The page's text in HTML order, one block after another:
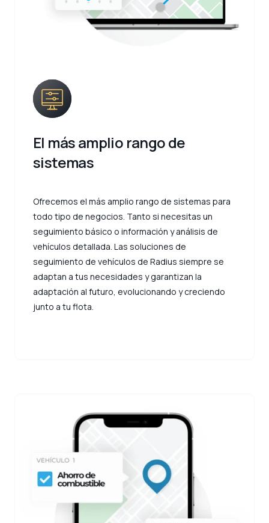
El más amplio rango de
sistemas
Ofrecemos el más amplio rango de sistemas para
todo tipo de negocios. Tanto si necesitas un
seguimiento básico o información y análisis de
vehículos detallada. Las soluciones de
seguimiento de vehículos de Radius siempre se
adaptan a tus necesidades y garantizan la
adaptación al futuro, evolucionando y creciendo
junto a tu flota.